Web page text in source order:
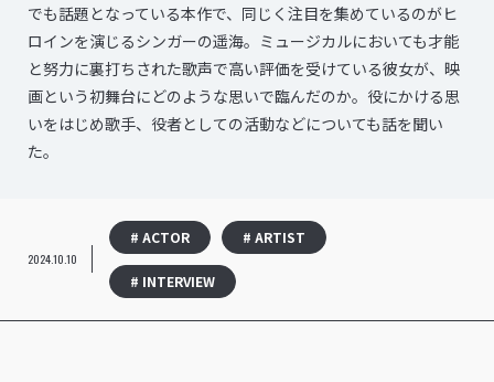
でも話題となっている本作で、同じく注目を集めているのがヒ
ロインを演じるシンガーの遥海。ミュージカルにおいても才能
と努力に裏打ちされた歌声で高い評価を受けている彼女が、映
画という初舞台にどのような思いで臨んだのか。役にかける思
いをはじめ歌手、役者としての活動などについても話を聞い
た。
2024.10.10
# ACTOR # ARTIST
# INTERVIEW